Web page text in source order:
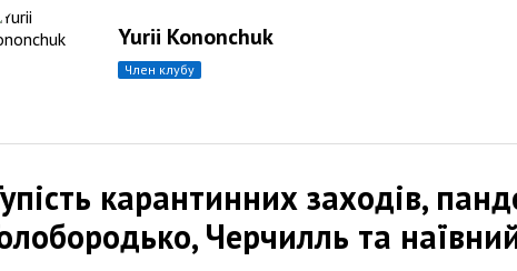
Yurii Kononchuk
член клубу
карантинних заходів,
Черчилль та